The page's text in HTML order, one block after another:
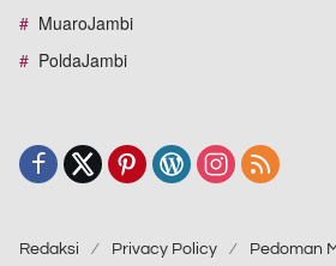
MuaroJambi
PoldaJambi
Redaksi Privacy Policy Pedoman